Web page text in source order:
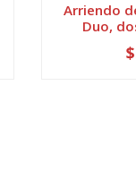
Arriendo
Duo,